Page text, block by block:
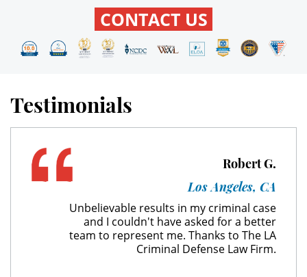
Expungement
Check Fraud
Insurance Fraud
CONTACT US
Testimonials
Robert G.
Los Angeles, CA
Unbelievable results in my criminal case
and I couldn't have asked for a better
team to represent me. Thanks to The LA
Criminal Defense Law Firm.